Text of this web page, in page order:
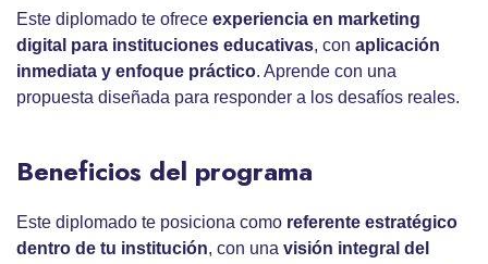
Este diplomado te ofrece experiencia en marketing
digital para instituciones educativas, con aplicación
inmediata y enfoque práctico. Aprende con una
propuesta diseñada para responder a los desafíos reales.
Beneficios del programa
Este diplomado te posiciona como referente estratégico
dentro de tu institución, con una visión integral del